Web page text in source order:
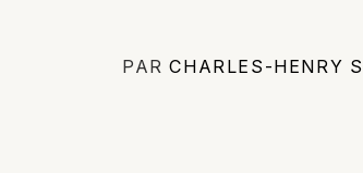
PARCHARLES-HENRY